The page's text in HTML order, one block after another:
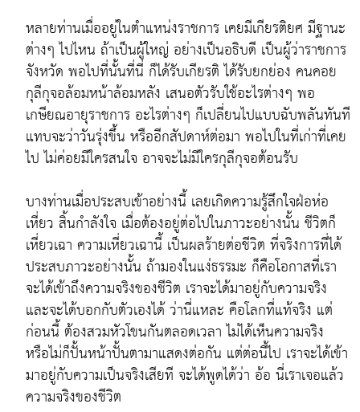
หลายท่านเมื่ออยู่ในตำแหน่งราชการ เคยมีเกียรติยศ มีฐานะ
ต่างๆ ไปไหน ถ้าเป็นผู้ใหญ่ อย่างเป็นอธิบดี เป็นผู้ว่าราชการ
จังหวัด พอไปที่นั้นที่นี่ ก็ได้รับเกียรติ ได้รับยกย่อง คนคอย
กุลีกุจอล้อมหน้าล้อมหลัง เสนอตัวรับใช้อะไรต่างๆ พอ
เกษียณอายุราชการ อะไรต่างๆ ก็เปลี่ยนไปแบบฉับพลันทันที
แทบจะว่าวันรุ่งขึ้น หรืออีกสัปดาห์ต่อมา พอไปในที่เก่าที่เคย
ไป ไม่ค่อยมีใครสนใจ อาจจะไม่มีใครกุลีกุจอต้อนรับ
บางท่านเมื่อประสบเข้าอย่างนี้ เลยเกิดความรู้สึกใจฝ่อห่อ
เหี่ยว สิ้นกำลังใจ เมื่อต้องอยู่ต่อไปในภาวะอย่างนั้น ชีวิตก็
เหี่ยวเฉา ความเหี่ยวเฉานี้ เป็นผลร้ายต่อชีวิต ที่จริงการที่ได้
ประสบภาวะอย่างนั้น ถ้ามองในแง่ธรรมะ ก็คือโอกาสที่เรา
จะได้เข้าถึงความจริงของชีวิต เราจะได้มาอยู่กับความจริง
และจะได้บอกกับตัวเองได้ ว่านี่แหละ คือโลกที่แท้จริง แต่
ก่อนนี้ ต้องสวมหัวโขนกันตลอดเวลา ไม่ได้เห็นความจริง
หรือไม่ก็ปั้นหน้าปั้นตามาแสดงต่อกัน แต่ต่อนี้ไป เราจะได้เข้า
มาอยู่กับความเป็นจริงเสียที จะได้พูดได้ว่า อ้อ นี่เราเจอแล้ว
ความจริงของชีวิต